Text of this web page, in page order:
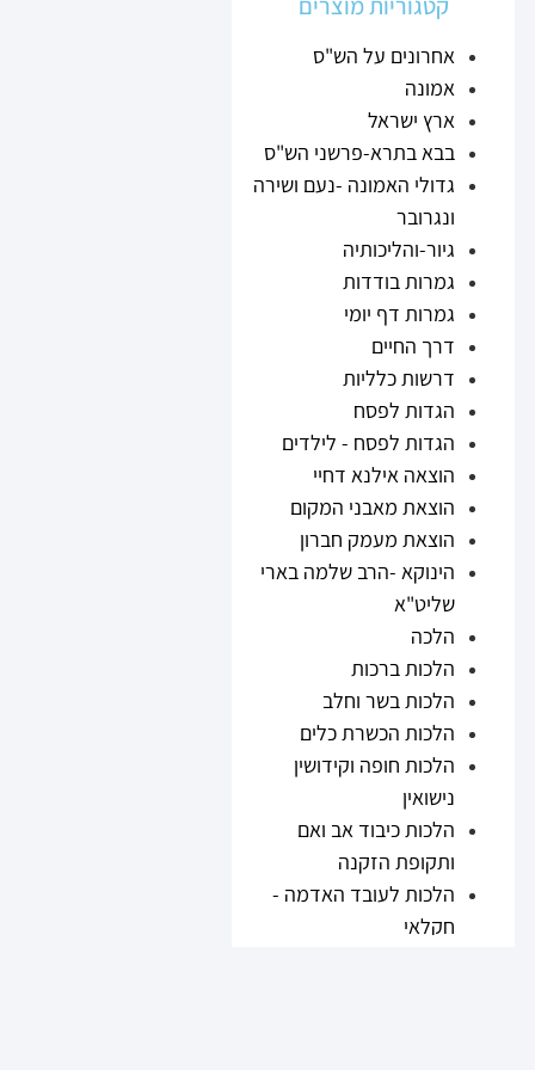
אחרונים על הש"ס
אמונה
ארץ ישראל
בבא בתרא-פרשני הש"ס
גדולי האמונה -נעם ושירה
ונגרובר
גיור-והליכותיה
גמרות בודדות
גמרות דף יומי
דרך החיים
דרשות כלליות
הגדות לפסח
הגדות לפסח - לילדים
הוצאה אילנא דחיי
הוצאת מאבני המקום
הוצאת מעמק חברון
הינוקא -הרב שלמה בארי
שליט"א
הלכה
הלכות ברכות
הלכות בשר וחלב
הלכות הכשרת כלים
הלכות חופה וקידושין
נישואין
הלכות כיבוד אב ואם
ותקופת הזקנה
הלכות לעובד האדמה -
חקלאי